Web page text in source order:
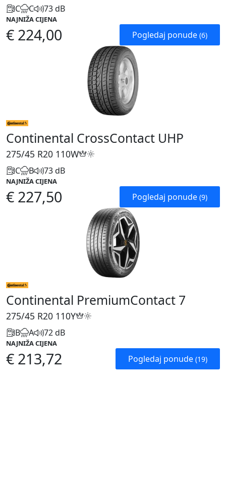
C C 73 dB
NAJNIŽA CIJENA
€ 224,00 Pogledaj ponude (6)
Continental CrossContact UHP
275/45 R20 110W
C B 73 dB
NAJNIŽA CIJENA
€ 227,50 Pogledaj ponude (9)
Continental PremiumContact 7
275/45 R20 110Y
B A 72 dB
NAJNIŽA CIJENA
€ 213,72 Pogledaj ponude (19)